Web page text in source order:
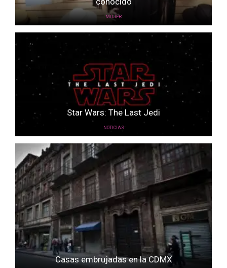
MUJER
Star Wars: The Last Jedi
NOTICIAS
Casas embrujadas en la CDMX